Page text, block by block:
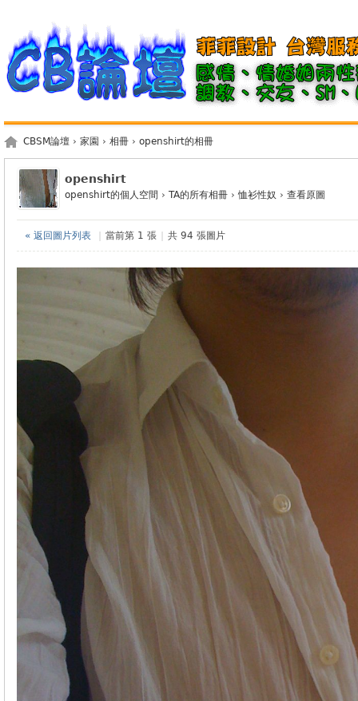
CBSM論壇 › 家園 › 相冊 › openshirt的相冊
openshirt
openshirt的個人空間 › TA的所有相冊 ›恤衫性奴 › 查看原圖
« 返回圖片列表 當前第 1 張 共 94 張圖片